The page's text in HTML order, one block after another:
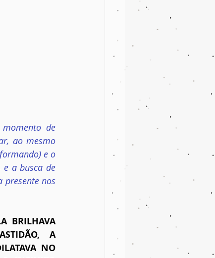
de
ao mesmo
e o
a busca de
presente nos
BRILHAVA
A
NO